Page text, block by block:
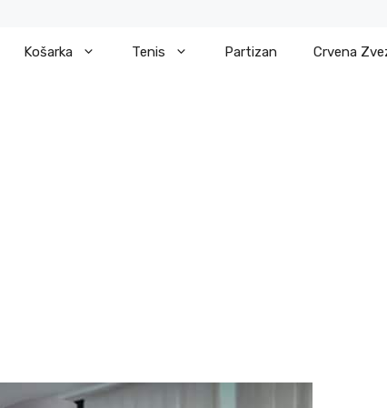
Košarka Tenis Partizan Crvena